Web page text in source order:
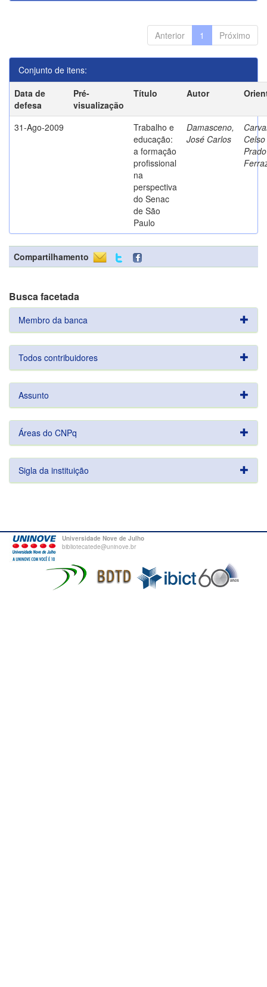
Anterior 1 Próximo
Conjunto de itens:
Data de
defesa
Pré-
visualização
Título Autor
31-Ago-2009
Trabalho e
educação:
a formação
profissional
na
perspectiva
do Senac
de São
Paulo
Damasceno,
José Carlos
Prado
Compartilhamento
Busca facetada
Membro da banca
Todos contribuidores
Assunto
Áreas do CNPq
Sigla da instituição
Universidade Nove de Julho
bibliotecatede@uninove.br